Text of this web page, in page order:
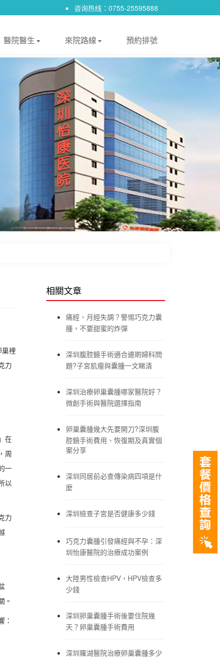
咨询热线：0755-25595888 |
醫院醫生 來院路線 預約排號
裡
力
在
周
一
以
力
。
：
相關文章
痛經、月經失調？警惕巧克力囊
腫，不要甜蜜的炸彈
深圳腹腔鏡手術適合邊啲婦科問
題?子宮肌瘤與囊腫一文睇清
深圳治療卵巢囊腫哪家醫院好？
微創手術與醫院選擇指南
卵巢囊腫幾大先要開刀?深圳腹
腔鏡手術費用、恢復期及真實個
案分享
深圳同居前必查傳染病四項是什
麼
深圳檢查子宮是否健康多少錢
巧克力囊腫引發痛經與不孕：深
圳怡康醫院的治療成功案例
大陸男性檢查HPV，HPV檢查多
少錢
深圳卵巢囊腫手術後要住院幾
天？卵巢囊腫手術費用
深圳羅湖醫院治療卵巢囊腫多少